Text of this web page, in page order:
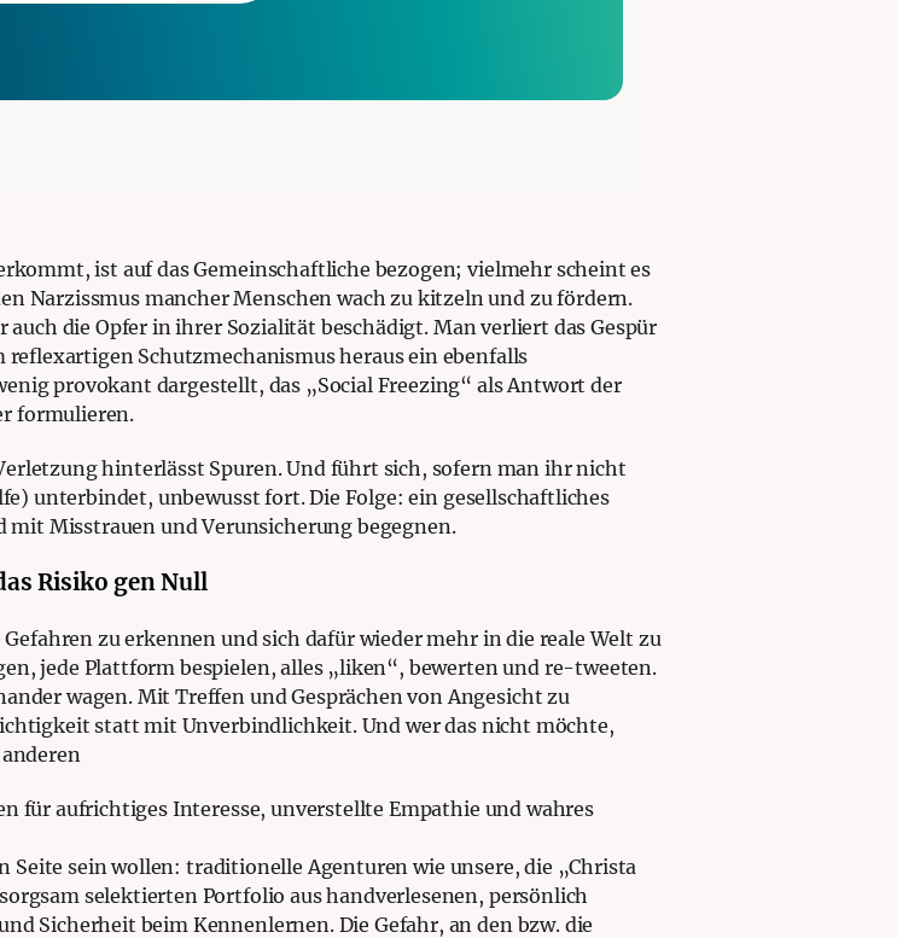
ist auf das Gemeinschaftliche bezogen; vielmehr scheint es
Narzissmus mancher Menschen wach zu kitzeln und zu fördern.
die Opfer in ihrer Sozialität beschädigt. Man verliert das Gespür
Schutzmechanismus heraus ein ebenfalls
provokant dargestellt, das „Social Freezing“ als Antwort der
formulieren.
hinterlässt Spuren. Und führt sich, sofern man ihr nicht
unterbindet, unbewusst fort. Die Folge: ein gesellschaftliches
Misstrauen und Verunsicherung begegnen.
Risiko gen Null
zu erkennen und sich dafür wieder mehr in die reale Welt zu
jede Plattform bespielen, alles „liken“, bewerten und re-tweeten.
wagen. Mit Treffen und Gesprächen von Angesicht zu
statt mit Unverbindlichkeit. Und wer das nicht möchte,
für aufrichtiges Interesse, unverstellte Empathie und wahres
Seite sein wollen: traditionelle Agenturen wie unsere, die „Christa
selektierten Portfolio aus handverlesenen, persönlich
Sicherheit beim Kennenlernen. Die Gefahr, an den bzw. die